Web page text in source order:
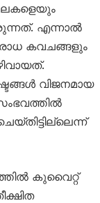
എന്നാൽ
കവചങ്ങളും
വിജനമായ
കുവൈറ്റ്